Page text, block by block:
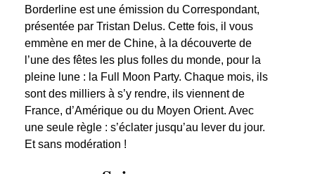
Borderline est une émission du Correspondant,
présentée par Tristan Delus. Cette fois, il vous
emmène en mer de Chine, à la découverte de
l’une des fêtes les plus folles du monde, pour la
pleine lune : la Full Moon Party. Chaque mois, ils
sont des milliers à s’y rendre, ils viennent de
France, d’Amérique ou du Moyen Orient. Avec
une seule règle : s’éclater jusqu’au lever du jour.
Et sans modération !